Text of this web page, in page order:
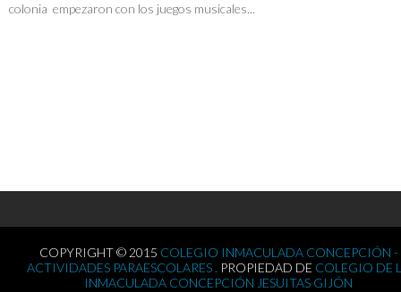
colonia empezaron con los juegos musicales...
COPYRIGHT © 2015 COLEGIO INMACULADA CONCEPCIÓN -
ACTIVIDADES PARAESCOLARES . PROPIEDAD DE COLEGIO DE
INMACULADA CONCEPCIÓN JESUITAS GIJÓN